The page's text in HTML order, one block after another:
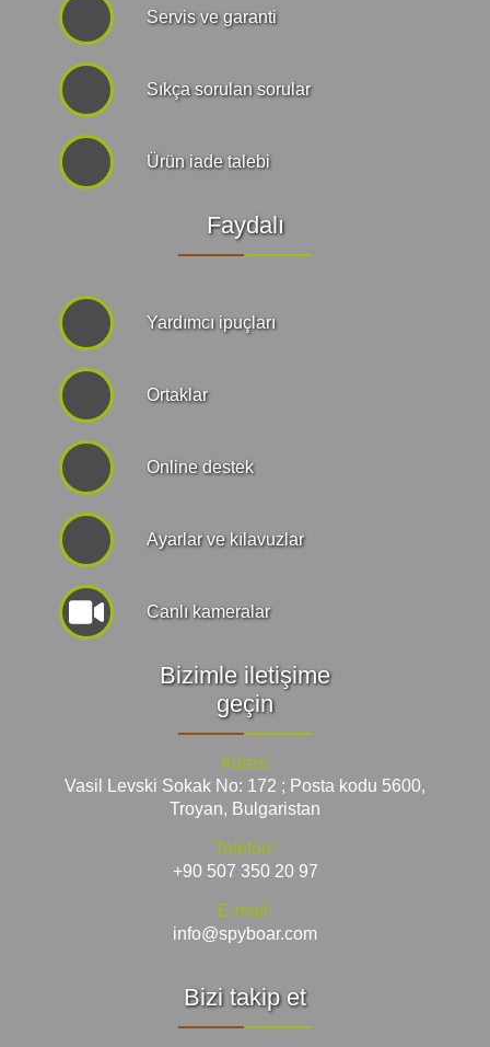
Servis ve garanti
Sıkça sorulan sorular
Ürün iade talebi
Faydalı
Yardımcı ipuçları
Ortaklar
Online destek
Ayarlar ve kılavuzlar
Canlı kameralar
Bizimle iletişime
geçin
Adres:
Vasil Levski Sokak No: 172 ; Posta kodu 5600,
Troyan, Bulgaristan
Telefon:
+90 507 350 20 97
E-mail:
info@spyboar.com
Bizi takip et